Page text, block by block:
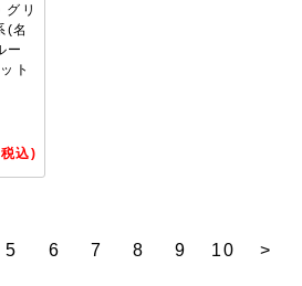
リ
(名
ー
ト
込)
5 6 7 8 9 10 >